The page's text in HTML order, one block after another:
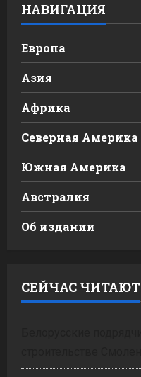
НАВИГАЦИЯ
Европа
Азия
Африка
Северная Америка
Южная Америка
Австралия
Об издании
СЕЙЧАС ЧИТАЮТ